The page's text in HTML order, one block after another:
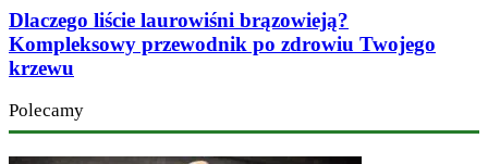
Dlaczego liście laurowiśni brązowieją?
Kompleksowy przewodnik po zdrowiu Twojego
krzewu
Polecamy